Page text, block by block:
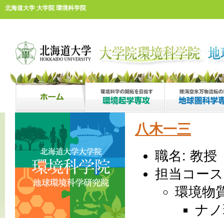
北海道大学 大学院 環境科学院
八木一三
職名: 教授
担当コー
環境物
ナ